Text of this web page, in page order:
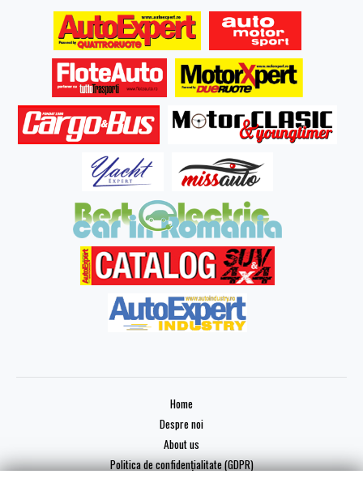
Home
Despre noi
About us
Politica de confidențialitate (GDPR)